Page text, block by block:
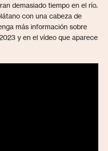
demasiado tiempo en el río.
con una cabeza de
más información sobre
y en el vídeo que aparece